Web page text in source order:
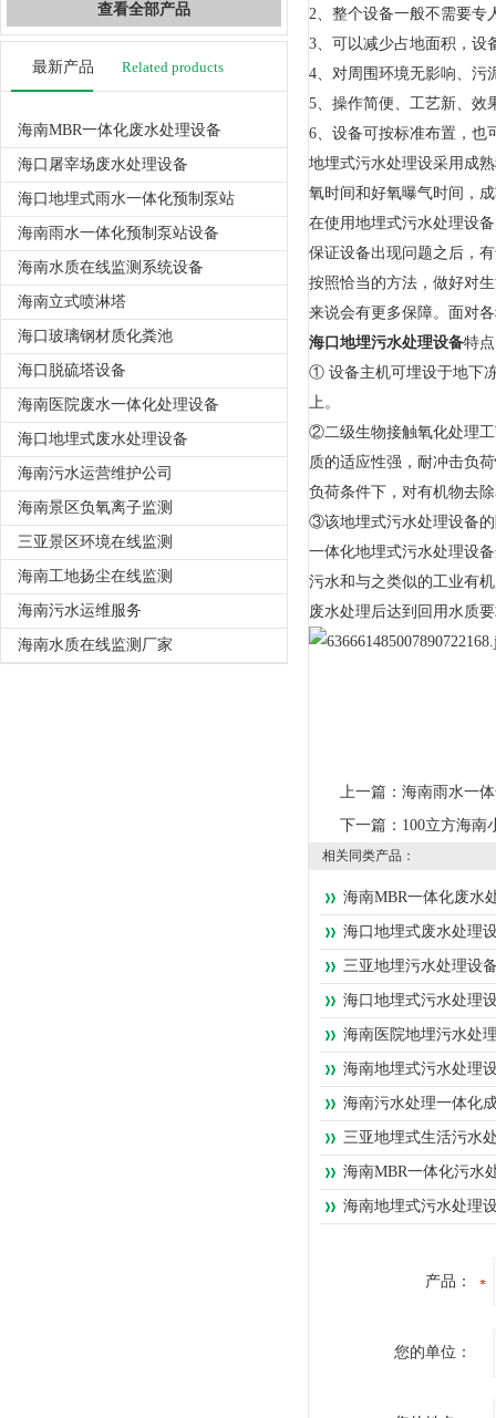
查看全部产品
最新产品 Related products
海南MBR一体化废水处理设备
海口屠宰场废水处理设备
海口地埋式雨水一体化预制泵站
海南雨水一体化预制泵站设备
海南水质在线监测系统设备
海南立式喷淋塔
海口玻璃钢材质化粪池
海口脱硫塔设备
海南医院废水一体化处理设备
海口地埋式废水处理设备
海南污水运营维护公司
海南景区负氧离子监测
三亚景区环境在线监测
海南工地扬尘在线监测
海南污水运维服务
海南水质在线监测厂家
2、整个设备一般不需要专
3、可以减少占地面积，设
4、对周围环境无影响、污
5、操作简便、工艺新、效
6、设备可按标准布置，也
地埋式污水处理设采用成
氧时间和好氧曝气时间，
在使用地埋式污水处理设
保证设备出现问题之后，
按照恰当的方法，做好对
来说会有更多保障。面对
海口地埋污水处理设备特
① 设备主机可埋设于地下
上。
②二级生物接触氧化处理工
质的适应性强，耐冲击负
负荷条件下，对有机物去
③该地埋式污水处理设备
一体化地埋式污水处理设
污水和与之类似的工业有
废水处理后达到回用水质
上一篇： 海南雨水一
下一篇： 100立方海南
相关同类产品：
海南MBR一体化废水
海口地埋式废水处理
三亚地埋污水处理设
海口地埋式污水处理
海南医院地埋污水处
海南地埋式污水处理
海南污水处理一体化
三亚地埋式生活污水
海南MBR一体化污水
海南地埋式污水处理
产品：
您的单位：